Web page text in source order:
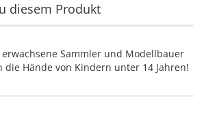
diesem Produkt
Sammler und Modellbauer
die Hände von Kindern unter 14 Jahren!